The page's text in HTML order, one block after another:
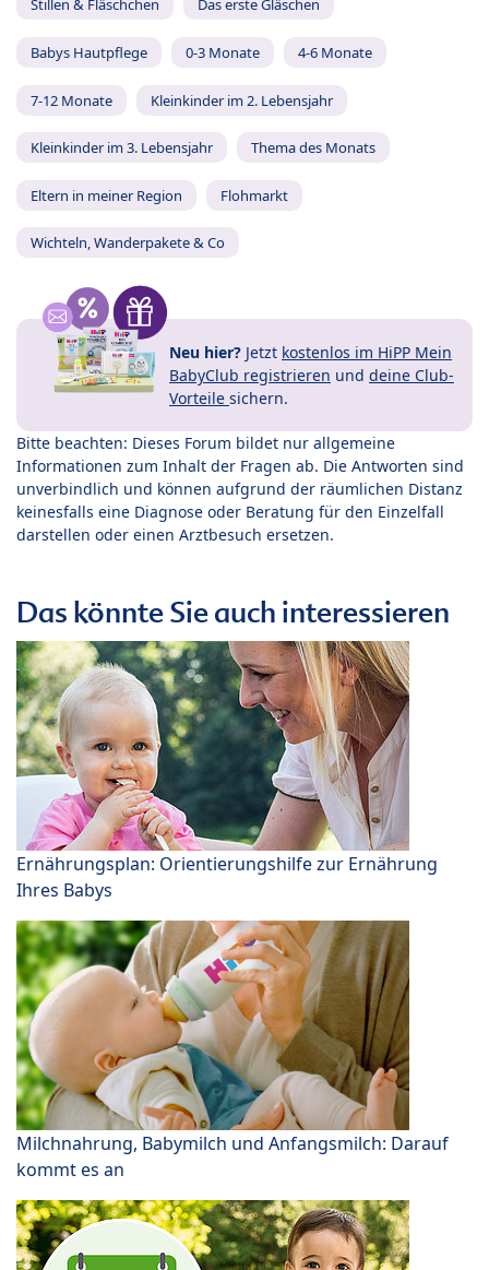
Stillen & Fläschchen Das erste Gläschen
Babys Hautpflege 0-3 Monate 4-6 Monate
7-12 Monate Kleinkinder im 2. Lebensjahr
Kleinkinder im 3. Lebensjahr Thema des Monats
Eltern in meiner Region Flohmarkt
Wichteln, Wanderpakete & Co
Neu hier? Jetzt kostenlos im HiPP Mein
BabyClub registrieren und deine Club-
Vorteile sichern.
Bitte beachten: Dieses Forum bildet nur allgemeine
Informationen zum Inhalt der Fragen ab. Die Antworten sind
unverbindlich und können aufgrund der räumlichen Distanz
keinesfalls eine Diagnose oder Beratung für den Einzelfall
darstellen oder einen Arztbesuch ersetzen.
Das könnte Sie auch interessieren
Ernährungsplan: Orientierungshilfe zur Ernährung
Ihres Babys
Milchnahrung, Babymilch und Anfangsmilch: Darauf
kommt es an